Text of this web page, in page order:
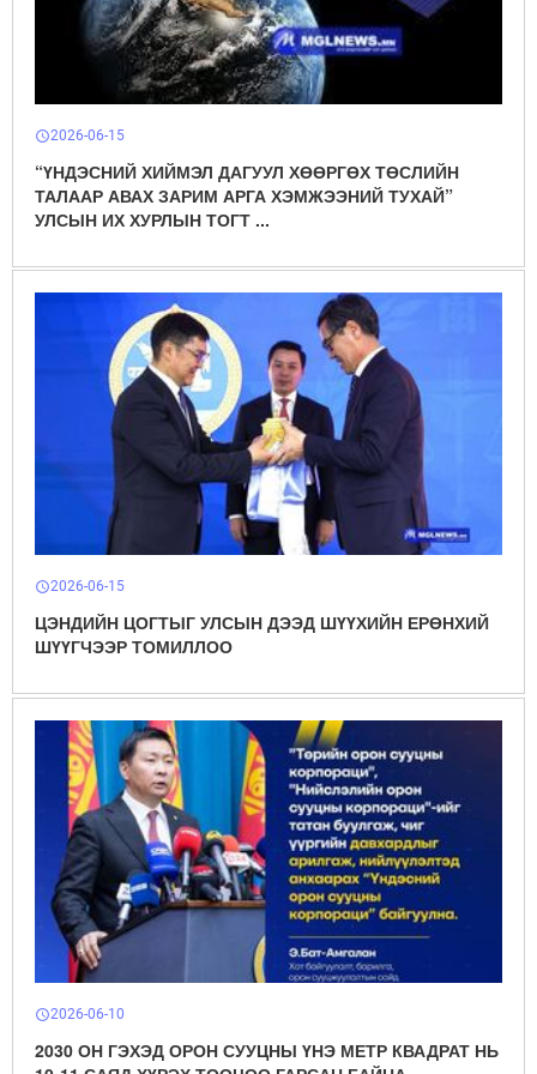
schedule2026-06-15
“ҮНДЭСНИЙ ХИЙМЭЛ ДАГУУЛ ХӨӨРГӨХ ТӨСЛИЙН
ТАЛААР АВАХ ЗАРИМ АРГА ХЭМЖЭЭНИЙ ТУХАЙ”
УЛСЫН ИХ ХУРЛЫН ТОГТ ...
schedule2026-06-15
ЦЭНДИЙН ЦОГТЫГ УЛСЫН ДЭЭД ШҮҮХИЙН ЕРӨНХИЙ
ШҮҮГЧЭЭР ТОМИЛЛОО
schedule2026-06-10
2030 ОН ГЭХЭД ОРОН СУУЦНЫ ҮНЭ МЕТР КВАДРАТ НЬ